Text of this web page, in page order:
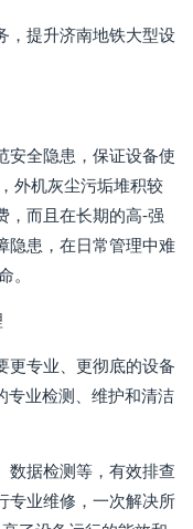
，提升济南地铁大型设
安全隐患，保证设备使
外机灰尘污垢堆积较
，而且在长期的高-强
隐患，在日常管理中难
。
更专业、更彻底的设备
专业检测、维护和清洁
数据检测等，有效排查
专业维修，一次解决所